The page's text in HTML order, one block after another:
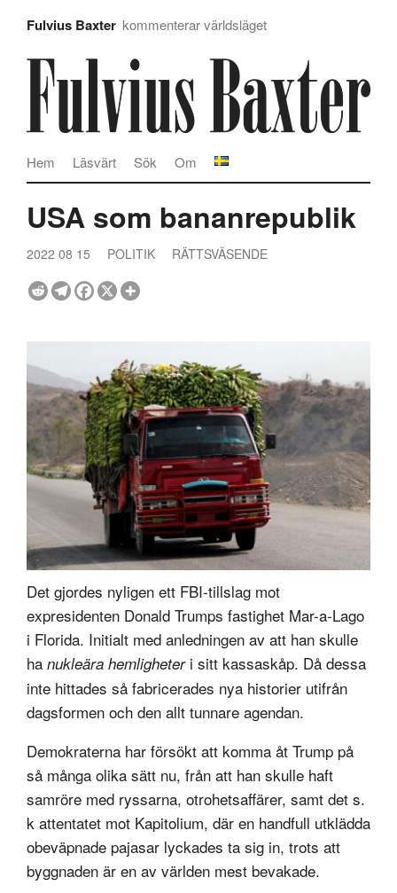
Fulvius Baxter kommenterar världsläget
Om
Sök
Läsvärt
Hem
USA som bananrepublik
2022 08 15 POLITIK RÄTTSVÄSENDE
Det gjordes nyligen ett FBI-tillslag mot
expresidenten Donald Trumps fastighet Mar-a-Lago
i Florida. Initialt med anledningen av att han skulle
ha nukleära hemligheteri sitt kassaskåp. Då dessa
inte hittades så fabricerades nya historier utifrån
dagsformen och den allt tunnare agendan.
Demokraterna har försökt att komma åt Trump på
så många olika sätt nu, från att han skulle haft
samröre med ryssarna, otrohetsaffärer, samt det s.
k attentatet mot Kapitolium, där en handfull utklädda
obeväpnade pajasar lyckades ta sig in, trots att
byggnaden är en av världen mest bevakade.